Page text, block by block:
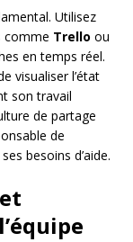
Utilisez
comme Trello ou
en temps réel.
visualiser l’état
son travail
de partage
de
besoins d’aide.